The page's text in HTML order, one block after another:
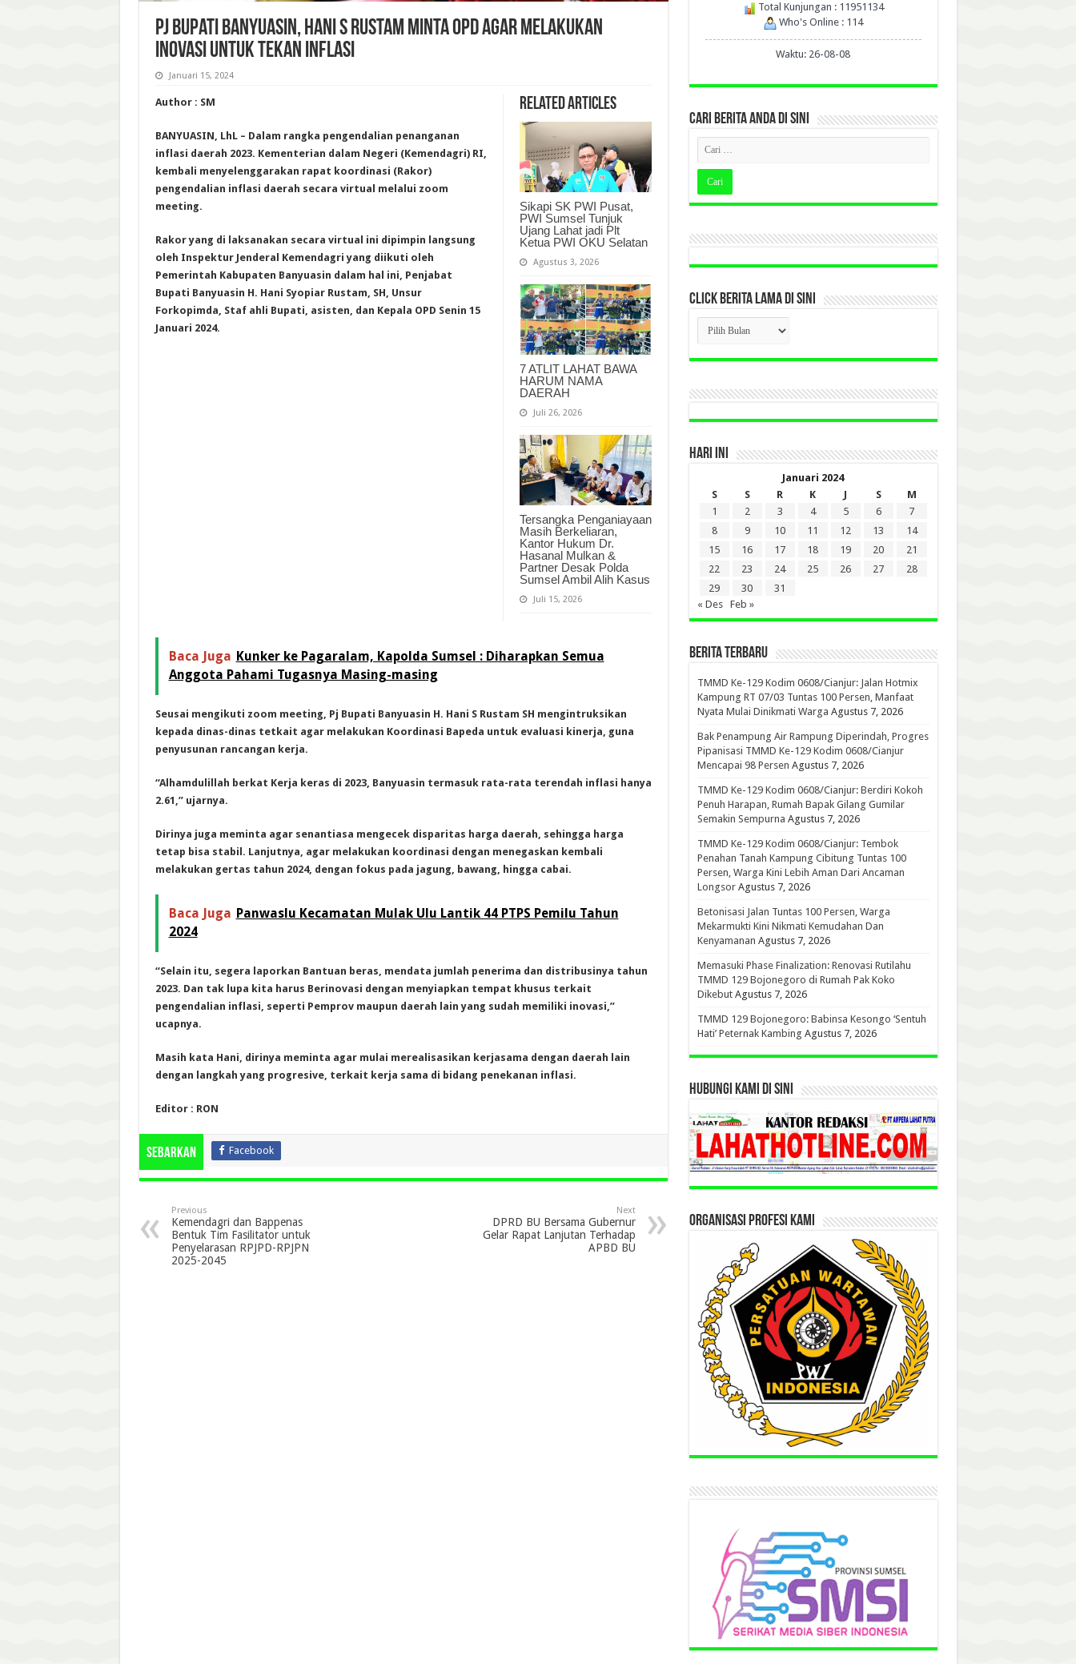
Pj Bupati Banyuasin, Hani S Rustam Minta OPD Agar Melakukan
Inovasi Untuk Tekan Inflasi
Januari 15, 2024
Related Articles
Sikapi SK PWI Pusat,
PWI Sumsel Tunjuk
Ujang Lahat jadi Plt
Ketua PWI OKU Selatan
Agustus 3, 2026
7 ATLIT LAHAT BAWA
HARUM NAMA
DAERAH
Juli 26, 2026
Tersangka Penganiayaan
Masih Berkeliaran,
Kantor Hukum Dr.
Hasanal Mulkan &
Partner Desak Polda
Sumsel Ambil Alih Kasus
Juli 15, 2026
Author : SM
BANYUASIN, LhL – Dalam rangka pengendalian penanganan
inflasi daerah 2023. Kementerian dalam Negeri (Kemendagri) RI,
kembali menyelenggarakan rapat koordinasi (Rakor)
pengendalian inflasi daerah secara virtual melalui zoom
meeting.
Rakor yang di laksanakan secara virtual ini dipimpin langsung
oleh Inspektur Jenderal Kemendagri yang diikuti oleh
Pemerintah Kabupaten Banyuasin dalam hal ini, Penjabat
Bupati Banyuasin H. Hani Syopiar Rustam, SH, Unsur
Forkopimda, Staf ahli Bupati, asisten, dan Kepala OPD Senin 15
Januari 2024.
Baca Juga Kunker ke Pagaralam, Kapolda Sumsel : Diharapkan Semua
Anggota Pahami Tugasnya Masing-masing
Seusai mengikuti zoom meeting, Pj Bupati Banyuasin H. Hani S Rustam SH mengintruksikan
kepada dinas-dinas tetkait agar melakukan Koordinasi Bapeda untuk evaluasi kinerja, guna
penyusunan rancangan kerja.
“Alhamdulillah berkat Kerja keras di 2023, Banyuasin termasuk rata-rata terendah inflasi hanya
2.61,” ujarnya.
Dirinya juga meminta agar senantiasa mengecek disparitas harga daerah, sehingga harga
tetap bisa stabil. Lanjutnya, agar melakukan koordinasi dengan menegaskan kembali
melakukan gertas tahun 2024, dengan fokus pada jagung, bawang, hingga cabai.
Baca Juga Panwaslu Kecamatan Mulak Ulu Lantik 44 PTPS Pemilu Tahun
2024
“Selain itu, segera laporkan Bantuan beras, mendata jumlah penerima dan distribusinya tahun
2023. Dan tak lupa kita harus Berinovasi dengan menyiapkan tempat khusus terkait
pengendalian inflasi, seperti Pemprov maupun daerah lain yang sudah memiliki inovasi,”
ucapnya.
Masih kata Hani, dirinya meminta agar mulai merealisasikan kerjasama dengan daerah lain
dengan langkah yang progresive, terkait kerja sama di bidang penekanan inflasi.
Editor : RON
Sebarkan Facebook
Previous
Kemendagri dan Bappenas
Bentuk Tim Fasilitator untuk
Penyelarasan RPJPD-RPJPN
2025-2045
Next
DPRD BU Bersama Gubernur
Gelar Rapat Lanjutan Terhadap
APBD BU
Total Kunjungan : 11951134
Who's Online : 114
Waktu: 26-08-08
CARI BERITA ANDA DI SINI
CLICK BERITA LAMA DI SINI
CLICK
BERITA
LAMA
DI
HARI INI
Januari 2024
S
S R K J S
M
1
2 3 4 5 6
7
8
9 10 11 12 13
14
15
16 17 18 19 20
21
22
23 24 25 26 27
28
29
30
31
« Des
Feb »
BERITA TERBARU
TMMD Ke-129 Kodim 0608/Cianjur: Jalan Hotmix
Kampung RT 07/03 Tuntas 100 Persen, Manfaat
Nyata Mulai Dinikmati Warga Agustus 7, 2026
Bak Penampung Air Rampung Diperindah, Progres
Pipanisasi TMMD Ke-129 Kodim 0608/Cianjur
Mencapai 98 Persen Agustus 7, 2026
TMMD Ke-129 Kodim 0608/Cianjur: Berdiri Kokoh
Penuh Harapan, Rumah Bapak Gilang Gumilar
Semakin Sempurna Agustus 7, 2026
TMMD Ke-129 Kodim 0608/Cianjur: Tembok
Penahan Tanah Kampung Cibitung Tuntas 100
Persen, Warga Kini Lebih Aman Dari Ancaman
Longsor Agustus 7, 2026
Betonisasi Jalan Tuntas 100 Persen, Warga
Mekarmukti Kini Nikmati Kemudahan Dan
Kenyamanan Agustus 7, 2026
Memasuki Phase Finalization: Renovasi Rutilahu
TMMD 129 Bojonegoro di Rumah Pak Koko
Dikebut Agustus 7, 2026
TMMD 129 Bojonegoro: Babinsa Kesongo ‘Sentuh
Hati’ Peternak Kambing Agustus 7, 2026
HUBUNGI KAMI DI SINI
ORGANISASI PROFESI KAMI